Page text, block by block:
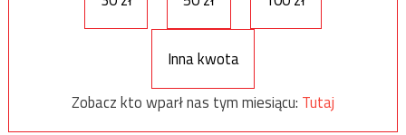
Inna kwota
Zobacz kto wparł nas tym miesiącu: Tutaj